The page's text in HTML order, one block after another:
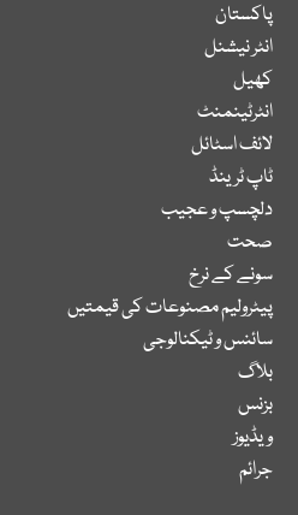
پاکستان
انٹر نیشنل
کھیل
انٹرٹینمنٹ
لائف اسٹائل
ٹاپ ٹرینڈ
دلچسپ و عجیب
صحت
سونے کے نرخ
پیٹرولیم مصنوعات کی قیمتیں
سائنس و ٹیکنالوجی
بلاگ
بزنس
ویڈیوز
جرائم